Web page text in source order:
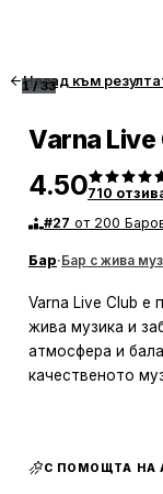
Назад към
1/33
Varna Live
4.50710
#27 от 200
Бар·Бар с жива
Varna Live Club е
жива музика и
атмосфера и
качественото
алкохолни и
С ПОМОЩТА НА